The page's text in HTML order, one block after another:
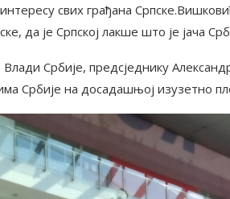
свих грађана
да је Српској лакше што је јача
Влади Србије, предсједнику
Србије на досадашњој изузетно